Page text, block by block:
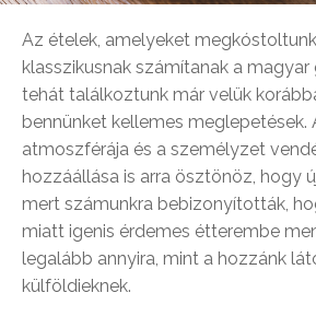
Az ételek, amelyeket
klasszikusnak számítanak a
tehát találkoztunk már velük
bennünket kellemes meglepetések.
atmoszférája és a személyzet
hozzáállása is arra ösztönöz, hogy
mert számunkra bebizonyították,
miatt igenis érdemes étterembe
legalább annyira, mint a hozzánk
külföldieknek.